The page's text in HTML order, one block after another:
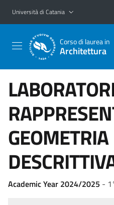
Vai al contenuto principale
Vai al menu di navigazione
Università di Catania
Corso di laurea in
Architettura
GEOMETRIA
Academic Year 2024/2025 -